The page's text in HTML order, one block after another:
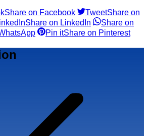
Share on Facebook TweetShare on
Share on LinkedIn
Share on
Pin itShare on Pinterest